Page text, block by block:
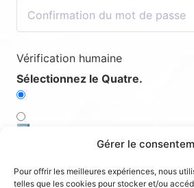
Gérer le
Pour offrir les meilleures expériences, nous
telles que les cookies pour stocker et/ou
Vérification humaine
Sélectionnez le Quatre.
1️⃣